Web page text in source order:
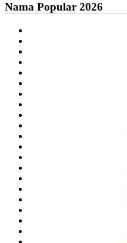
Nama Popular 2026